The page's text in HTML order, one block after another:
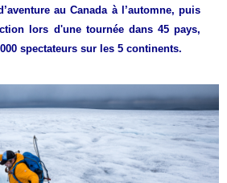
au Canada à l’automne, puis
lors d'une tournée dans 45 pays,
spectateurs sur les 5 continents.